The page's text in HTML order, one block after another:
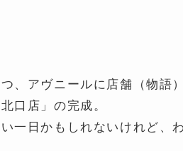
、アヴニールに店舗（物語
口店」の完成。
一日かもしれないけれど、